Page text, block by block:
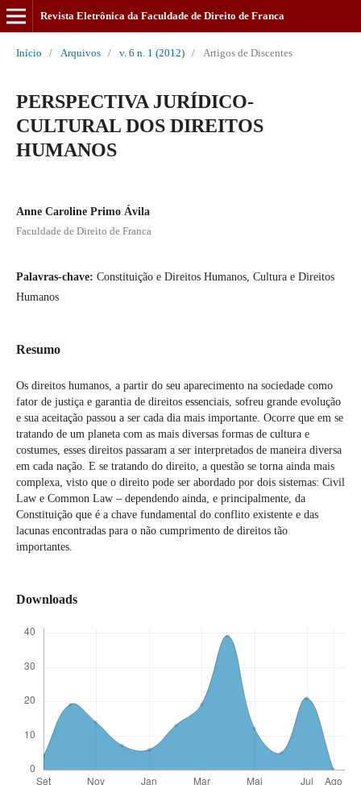
Revista Eletrônica da Faculdade de Direito de Franca
Início / Arquivos / v. 6 n. 1 (2012) / Artigos de Discentes
PERSPECTIVA JURÍDICO-
CULTURAL DOS DIREITOS
HUMANOS
Anne Caroline Primo Ávila
Faculdade de Direito de Franca
Palavras-chave: Constituição e Direitos Humanos, Cultura e Direitos
Humanos
Resumo
Os direitos humanos, a partir do seu aparecimento na sociedade como
fator de justiça e garantia de direitos essenciais, sofreu grande evolução
e sua aceitação passou a ser cada dia mais importante. Ocorre que em se
tratando de um planeta com as mais diversas formas de cultura e
costumes, esses direitos passaram a ser interpretados de maneira diversa
em cada nação. E se tratando do direito, a questão se torna ainda mais
complexa, visto que o direito pode ser abordado por dois sistemas: Civil
Law e Common Law – dependendo ainda, e principalmente, da
Constituição que é a chave fundamental do conflito existente e das
lacunas encontradas para o não cumprimento de direitos tão
importantes.
Downloads